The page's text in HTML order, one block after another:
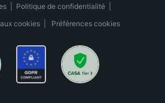
| Politique de confidentialité|
cookies
Préférences cookies